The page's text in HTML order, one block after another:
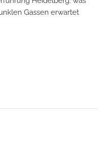
Gassen erwartet